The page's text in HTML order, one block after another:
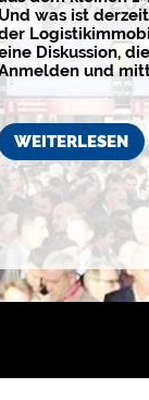
Und was ist
Diskussion,
und
WEITERLESEN